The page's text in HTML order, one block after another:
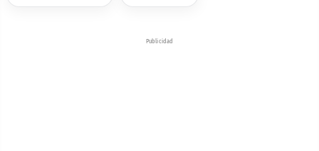
Publicidad